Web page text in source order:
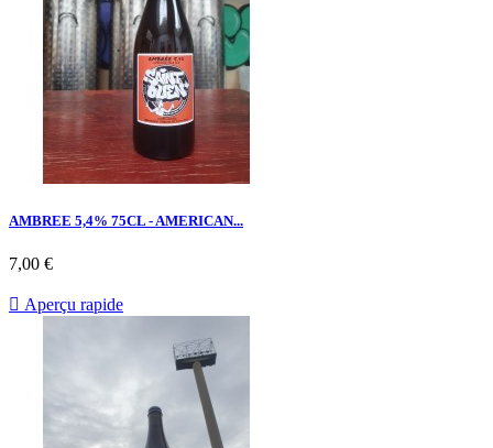
AMBREE 5,4% 75CL - AMERICAN...
7,00 €
 Aperçu rapide